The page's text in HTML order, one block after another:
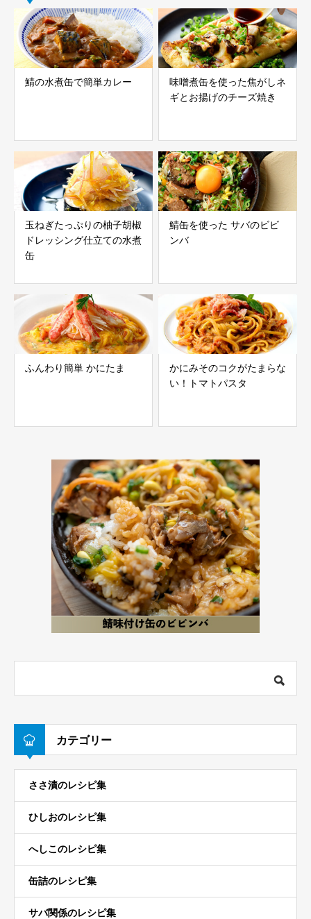
鯖の水煮缶で簡単カレー
味噌煮缶を使った焦がしネ
ギとお揚げのチーズ焼き
玉ねぎたっぷりの柚子胡椒
ドレッシング仕立ての水煮
缶
鯖缶を使った サバのビビ
ンバ
ふんわり簡単 かにたま
かにみそのコクがたまらな
い！トマトパスタ
カテゴリー
ささ漬のレシピ集
ひしおのレシピ集
へしこのレシピ集
缶詰のレシピ集
サバ関係のレシピ集